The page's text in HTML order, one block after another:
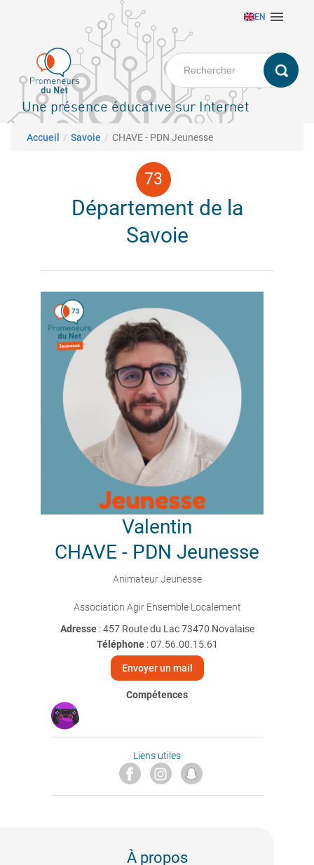
principal
EN 
Une présence éducative sur Internet
Fil d'Ariane
Accueil Savoie CHAVE - PDN Jeunesse
Département de la
Savoie
Valentin
CHAVE - PDN Jeunesse
Animateur Jeunesse
Association Agir Ensemble Localement
Adresse : 457 Route du Lac 73470 Novalaise
Téléphone:07.56.00.15.61
Envoyer un mail
Compétences
Liens utiles
À propos